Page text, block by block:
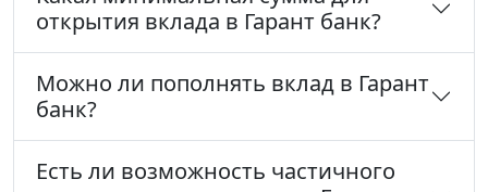
открытия вклада в Гарант банк?
Можно ли пополнять вклад в Гарант
банк?
Есть ли возможность частичного